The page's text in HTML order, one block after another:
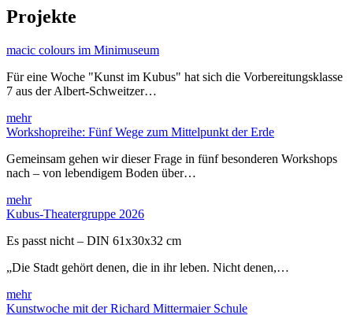
Projekte
macic colours im Minimuseum
Für eine Woche "Kunst im Kubus" hat sich die Vorbereitungsklasse
7 aus der Albert-Schweitzer…
mehr
Workshopreihe: Fünf Wege zum Mittelpunkt der Erde
Gemeinsam gehen wir dieser Frage in fünf besonderen Workshops
nach – von lebendigem Boden über…
mehr
Kubus-Theatergruppe 2026
Es passt nicht – DIN 61x30x32 cm
„Die Stadt gehört denen, die in ihr leben. Nicht denen,…
mehr
Kunstwoche mit der Richard Mittermaier Schule